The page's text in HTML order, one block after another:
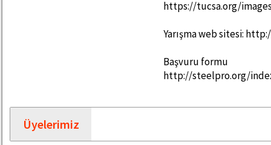
https://tucsa.org/
Yarışma web sitesi:
Başvuru formu
http://steelpro.org/
Üyelerimiz